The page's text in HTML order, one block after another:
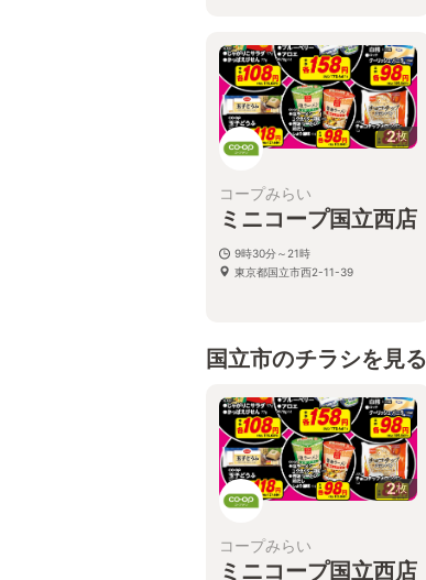
2枚
コープみらい
ミニコープ国立西店
9時30分～21時
東京都国立市西2-11-39
国立市のチラシを見る
2枚
コープみらい
ミニコープ国立西店